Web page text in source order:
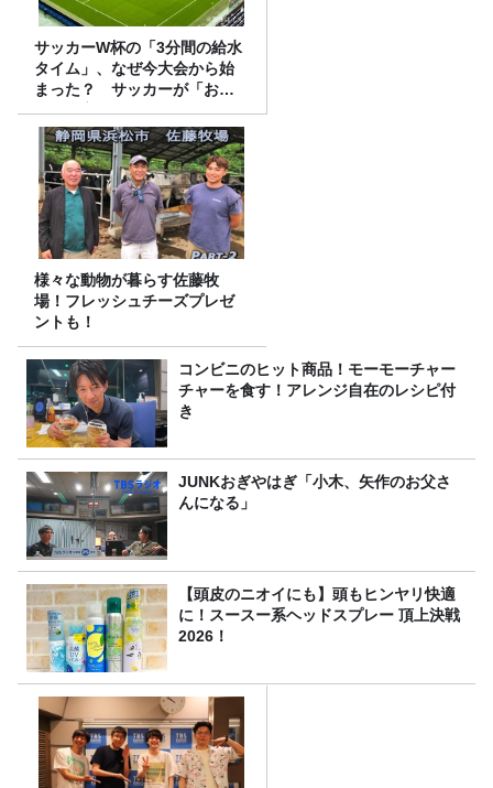
サッカーW杯の「3分間の給水
タイム」、なぜ今大会から始
まった？ サッカーが「お
金」に変わる仕組み
様々な動物が暮らす佐藤牧
場！フレッシュチーズプレゼ
ントも！
コンビニのヒット商品！モーモーチャー
チャーを食す！アレンジ自在のレシピ付
き
JUNKおぎやはぎ「小木、矢作のお父さ
んになる」
【頭皮のニオイにも】頭もヒンヤリ快適
に！スースー系ヘッドスプレー 頂上決戦
2026！